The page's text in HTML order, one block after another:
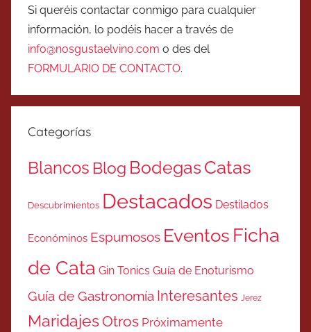
Si queréis contactar conmigo para cualquier
información, lo podéis hacer a través de
info@nosgustaelvino.com o des del
FORMULARIO DE CONTACTO.
Categorías
Blancos Blog BodegasCatas
Descubrimientos Destacados Destilados
Económinos Espumosos Eventos Ficha
de Cata Gin Tonics Guía de Enoturismo
Guía de Gastronomía Interesantes Jerez
MaridajesOtros Próximamente